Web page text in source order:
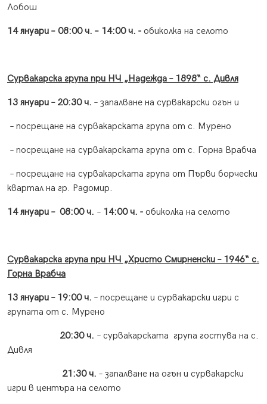
Лобош
14 януари – 08:00 ч. – 14:00 ч. - обиколка на селото
Сурвакарска група при НЧ „Надежда – 1898“ с. Дивля
13 януари – 20:30 ч. – запалване на сурвакарски огън и
– посрещане на сурвакарската група от с. Мурено
– посрещане на сурвакарската група от с. Горна Врабча
– посрещане на сурвакарската група от Първи борчески
квартал на гр. Радомир.
14 януари – 08:00 ч. – 14:00 ч. - обиколка на селото
Сурвакарска група при НЧ „Христо Смирненски – 1946“ с.
Горна Врабча
13 януари – 19:00 ч. – посрещане и сурвакарски игри с
групата от с. Мурено
20:30 ч. – сурвакарската група гостува на с.
Дивля
21:30 ч. – запалване на огън и сурвакарски
игри в центъра на селото